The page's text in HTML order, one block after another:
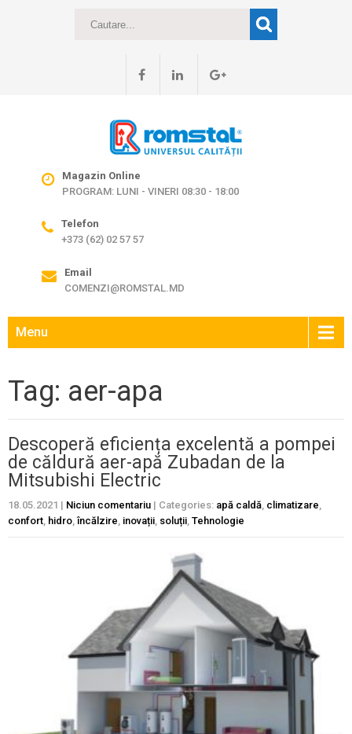
Magazin Online
PROGRAM: LUNI - VINERI 08:30 - 18:00
Telefon
+373 (62) 02 57 57
Email
COMENZI@ROMSTAL.MD
Menu
Tag: aer-apa
Descoperă eficiența excelentă a pompei
de căldură aer-apă Zubadan de la
Mitsubishi Electric
18.05.2021 | Niciun comentariu | Categories: apă caldă, climatizare,
confort, hidro,încălzire, inovații, soluții, Tehnologie